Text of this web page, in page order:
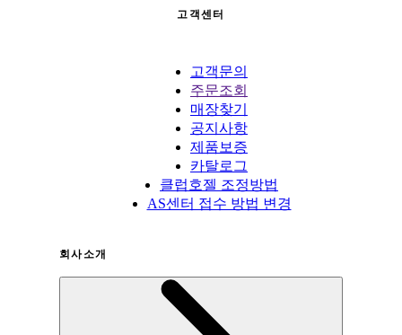
고객센터
고객문의
주문조회
매장찾기
공지사항
제품보증
카탈로그
클럽호젤 조정방법
AS센터 접수 방법 변경
회사소개